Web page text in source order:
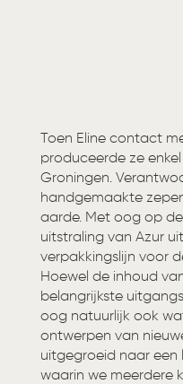
Toen Eline contact
produceerde ze
Groningen.
handgemaakte
aarde. Met oog op
uitstraling van Azur
verpakkingslijn voor
Hoewel de inhoud
belangrijkste
oog natuurlijk ook
ontwerpen van
uitgegroeid naar een
waarin we meerdere